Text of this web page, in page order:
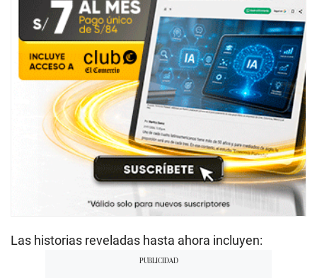
Las historias reveladas hasta ahora incluyen: